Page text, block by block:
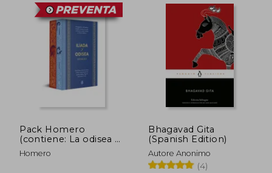
dcto. S/ 63,63
55%
dcto.
Pack Homero
(contiene: La odisea |
La Ilíada)
Homero
Bhagavad Gita
(Spanish Edition)
Autore Anonimo
(4)